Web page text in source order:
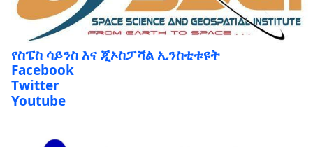
የስፔስ ሳይንስ እና ጂኦስፓሻል ኢንስቲቱዩት
Facebook
Twitter
Youtube